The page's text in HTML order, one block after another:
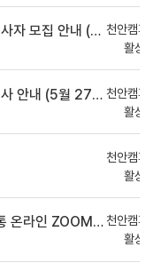
[대학생활상담센터] 오픈데이 봉사자 모집 안내 (봉사 3시간 부여 및 간식 제공) 천안캠퍼
활상
[대학생활상담센터] 오픈데이 행사 안내 (5월 27일 11:00~13:00 / 학생회관 1층 102-1호) 천안캠퍼
활상
천안캠퍼
활상
“부탁과 거절의 심리학” 의사소통 온라인 ZOOM 특강 참여자 모집 안내 (마일리지 16점 지급!) 천안캠퍼
활상